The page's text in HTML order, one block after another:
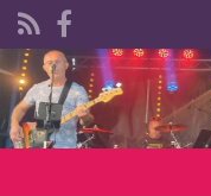
Search for: